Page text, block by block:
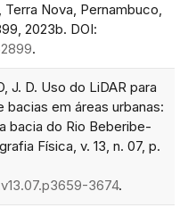
Nova, Pernambuco,
2023b. DOI:
.
J. D. Uso do LiDAR para
bacias em áreas urbanas:
bacia do Rio Beberibe-
Física, v. 13, n. 07, p.
3674.